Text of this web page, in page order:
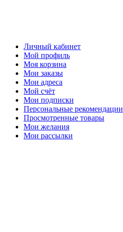
Личный кабинет
Мой профиль
Моя корзина
Мои заказы
Мои адреса
Мой счёт
Мои подписки
Персональные рекомендации
Просмотренные товары
Мои желания
Мои рассылки